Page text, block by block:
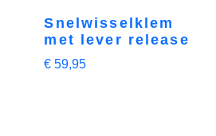
Snelwisselklem
met lever release
€ 59,95